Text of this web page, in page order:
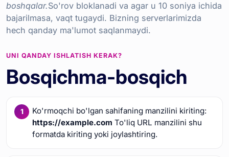
boshqalar.So'rov bloklanadi va agar u 10 soniya ichida
bajarilmasa, vaqt tugaydi. Bizning serverlarimizda
hech qanday ma'lumot saqlanmaydi.
UNI QANDAY ISHLATISH KERAK?
Bosqichma-bosqich
Ko'rmoqchi bo'lgan sahifaning manzilini kiriting:
https://example.com To'liq URL manzilini shu
formatda kiriting yoki joylashtiring.